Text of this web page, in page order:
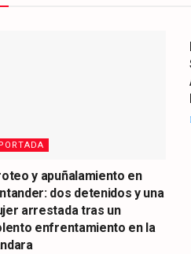
PORTADA
y apuñalamiento en
dos detenidos y una
arrestada tras un
enfrentamiento en la